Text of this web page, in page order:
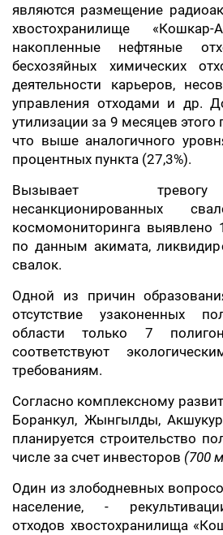
являются размещение
хвостохранилище «Кошкар-
накопленные нефтяные
бесхозяйных химических
деятельности карьеров,
управления отходами и др.
утилизации за 9 месяцев этого
что выше аналогичного
процентных пункта (27,3%).
Вызывает
несанкционированных
космомониторинга выявлено
по данным акимата,
свалок.
Одной из причин
отсутствие узаконенных
области только 7
соответствуют
требованиям.
Согласно комплексному
Боранкул, Жынгылды,
планируется строительство
числе за счет инвесторов (700
Один из злободневных
население, -
отходов хвостохранилища